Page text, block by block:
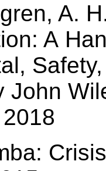
A.
A
John